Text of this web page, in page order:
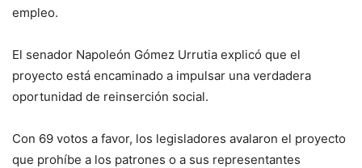
empleo.
El senador Napoleón Gómez Urrutia explicó que el
proyecto está encaminado a impulsar una verdadera
oportunidad de reinserción social.
Con 69 votos a favor, los legisladores avalaron el proyecto
que prohíbe a los patrones o a sus representantes